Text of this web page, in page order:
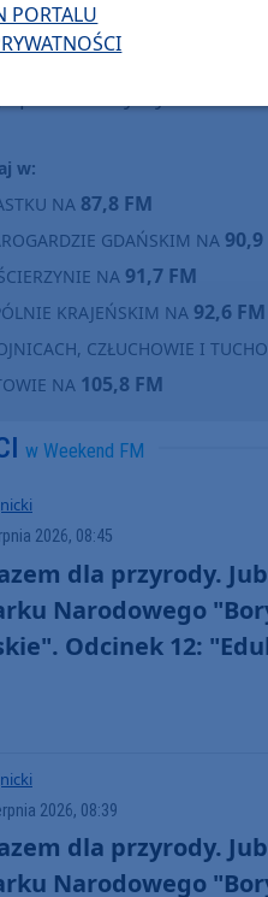
sprawie usłyszysz też w
w:
NA 87,8 FM
GDAŃSKIM NA 90,9
NA 91,7 FM
KRAJEŃSKIM NA 92,6 FM
CZŁUCHOWIE I
NA 105,8 FM
w Weekend FM
2026, 08:45
dla przyrody.
Narodowego
Odcinek 12:
2026, 08:39
dla przyrody.
Narodowego
PORTALU